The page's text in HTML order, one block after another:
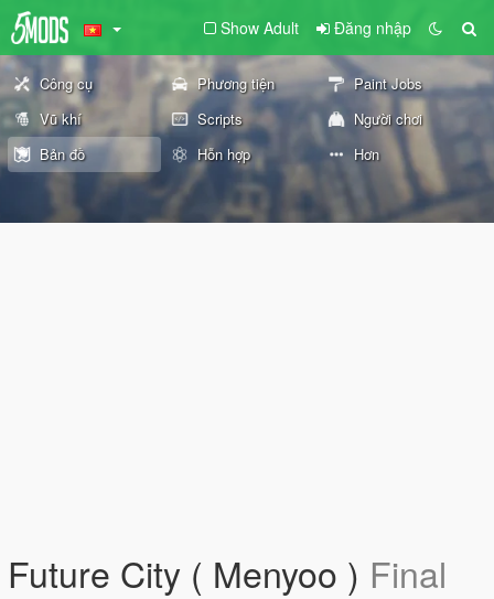
Show Adult Đăng nhập
Công cụ Phương tiện
Paint Jobs
Vũ khí
Scripts
Người chơi
Bản đồ
Hỗn hợp Hơn
Future City ( Menyoo ) Final